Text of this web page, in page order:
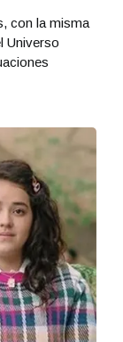
con la misma
Universo